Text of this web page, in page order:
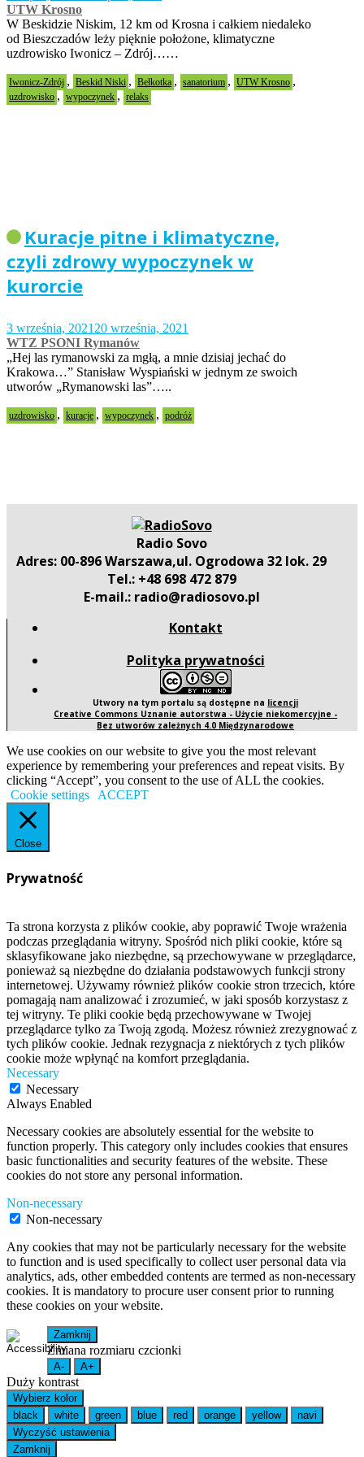
UTW Krosno
W Beskidzie Niskim, 12 km od Krosna i całkiem niedaleko
od Bieszczadów leży pięknie położone, klimatyczne
uzdrowisko Iwonicz – Zdrój……
Iwonicz-Zdrój , Beskid Niski , Bełkotka , sanatorium , UTW Krosno ,
uzdrowisko , wypoczynek , relaks
Kuracje pitne i klimatyczne,
czyli zdrowy wypoczynek w
kurorcie
3 września, 2021 20 września, 2021
WTZ PSONI Rymanów
„Hej las rymanowski za mgłą, a mnie dzisiaj jechać do
Krakowa…” Stanisław Wyspiański w jednym ze swoich
utworów „Rymanowski las”…..
uzdrowisko , kuracje , wypoczynek , podróż
Radio Sovo
Adres: 00-896 Warszawa,ul. Ogrodowa 32 lok. 29
Tel.: +48 698 472 879
E-mail.: radio@radiosovo.pl
Kontakt
Polityka prywatności
Utwory na tym portalu są dostępne na licencji
Creative Commons Uznanie autorstwa - Użycie niekomercyjne -
Bez utworów zależnych 4.0 Międzynarodowe
We use cookies on our website to give you the most relevant
experience by remembering your preferences and repeat visits. By
clicking “Accept”, you consent to the use of ALL the cookies.
Cookie settings
ACCEPT
Close
Prywatność
Ta strona korzysta z plików cookie, aby poprawić Twoje wrażenia
podczas przeglądania witryny. Spośród nich pliki cookie, które są
sklasyfikowane jako niezbędne, są przechowywane w przeglądarce,
ponieważ są niezbędne do działania podstawowych funkcji strony
internetowej. Używamy również plików cookie stron trzecich, które
pomagają nam analizować i zrozumieć, w jaki sposób korzystasz z
tej witryny. Te pliki cookie będą przechowywane w Twojej
przeglądarce tylko za Twoją zgodą. Możesz również zrezygnować z
tych plików cookie. Jednak rezygnacja z niektórych z tych plików
cookie może wpłynąć na komfort przeglądania.
Necessary
Necessary
Always Enabled
Necessary cookies are absolutely essential for the website to
function properly. This category only includes cookies that ensures
basic functionalities and security features of the website. These
cookies do not store any personal information.
Non-necessary
Non-necessary
Any cookies that may not be particularly necessary for the website
to function and is used specifically to collect user personal data via
analytics, ads, other embedded contents are termed as non-necessary
cookies. It is mandatory to procure user consent prior to running
these cookies on your website.
Zamknij
Zmiana rozmiaru czcionki
A- A+
Duży kontrast
Wybierz kolor
black
white green blue red orange yellow
navi
Wyczyść ustawienia
Zamknij